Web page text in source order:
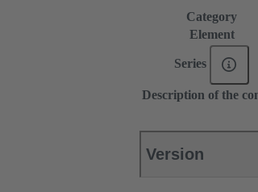
Category
Element
Series
Description of the
Version